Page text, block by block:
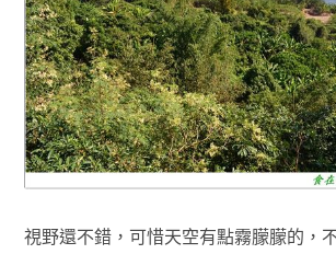
視野還不錯，可惜天空有點霧朦朦的 ，